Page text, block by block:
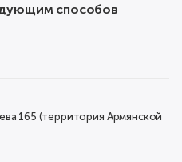
способов
165 (территория Армянской